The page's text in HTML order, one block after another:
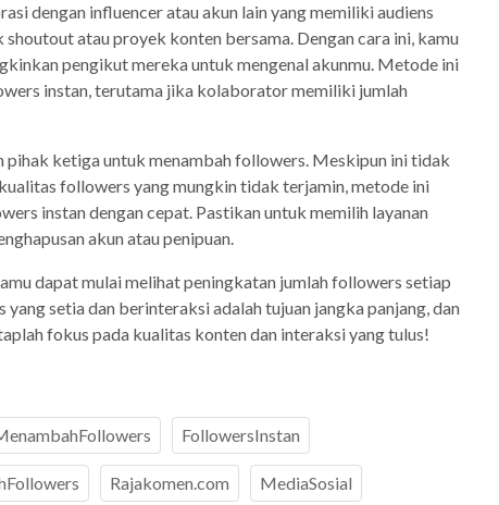
dengan influencer atau akun lain yang memiliki audiens
atau proyek konten bersama. Dengan cara ini, kamu
pengikut mereka untuk mengenal akunmu. Metode ini
instan, terutama jika kolaborator memiliki jumlah
pihak ketiga untuk menambah followers. Meskipun ini tidak
followers yang mungkin tidak terjamin, metode ini
instan dengan cepat. Pastikan untuk memilih layanan
akun atau penipuan.
dapat mulai melihat peningkatan jumlah followers setiap
setia dan berinteraksi adalah tujuan jangka panjang, dan
fokus pada kualitas konten dan interaksi yang tulus!
FollowersInstan
Rajakomen.com MediaSosial